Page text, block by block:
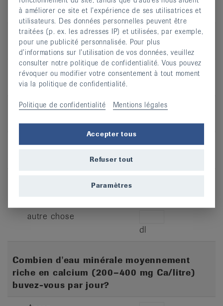
dl
Henniez
dl
M-Budget (Migros)
Perrier
San Pellegrino
autre chose
dl
Combien d'eau minérale moyennement
riche en calcium (200–400 mg Ca/litre)
buvez-vous par jour?
à améliorer ce site et l’expérience de ses utilisatrices et
utilisateurs. Des données personnelles peuvent être
traitées (p. ex. les adresses IP) et utilisées, par exemple,
pour une publicité personnalisée. Pour plus
d’informations sur l’utilisation de vos données, veuillez
consulter notre politique de confidentialité. Vous pouvez
révoquer ou modifier votre consentement à tout moment
via la politique de confidentialité.
Politique de confidentialité Mentions légales
Accepter tous
Refuser tout
Paramètres